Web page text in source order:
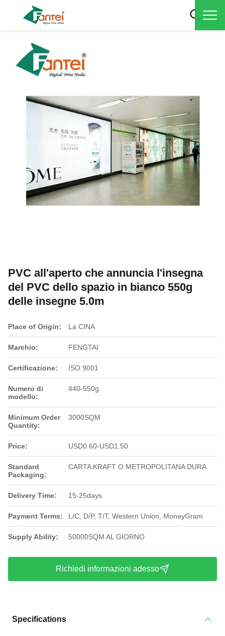
PVC all'aperto che annuncia l'insegna
del PVC dello spazio in bianco 550g
delle insegne 5.0m
Place of Origin: La CINA
Marchio: FENGTAI
Certificazione: ISO 9001
Numero di
modello:
440-550g
Minimum Order
Quantity:
3000SQM
Price: USD0.60-USD1.50
Standard
Packaging:
CARTA KRAFT O METROPOLITANA DURA
Delivery Time: 15-25days
Payment Terms: L/C, D/P, T/T, Western Union, MoneyGram
Supply Ability: 50000SQM AL GIORNO
Richiedi informazioni adesso
Specifications